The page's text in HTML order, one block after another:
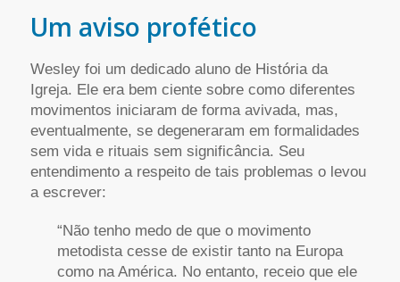
Um aviso profético
Wesley foi um dedicado aluno de História da
Igreja. Ele era bem ciente sobre como diferentes
movimentos iniciaram de forma avivada, mas,
eventualmente, se degeneraram em formalidades
sem vida e rituais sem significância. Seu
entendimento a respeito de tais problemas o levou
a escrever:
“Não tenho medo de que o movimento
metodista cesse de existir tanto na Europa
como na América. No entanto, receio que ele